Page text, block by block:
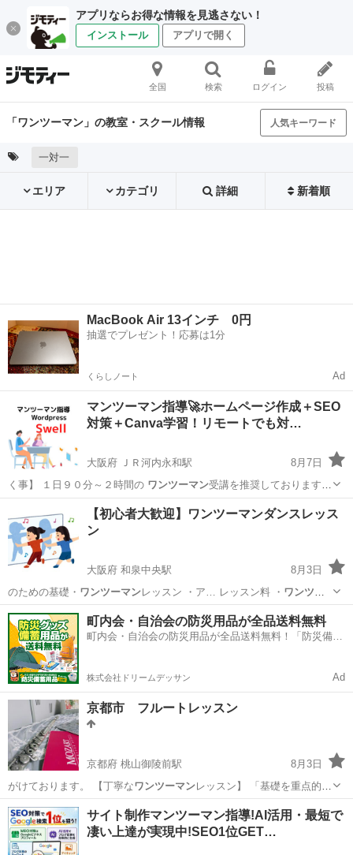
アプリならお得な情報を見逃さない！
インストール アプリで開く
全国 検索 ログイン 投稿
「ワンツーマン」の教室・スクール情報 人気キーワード
一対一
エリア カテゴリ 詳細 新着順
MacBook Air 13インチ 0円
抽選でプレゼント！応募は1分
くらしノート Ad
マンツーマン指導🚀ホームページ作成＋SEO
対策＋Canva学習！リモートでも対…
大阪府 ＪＲ河内永和駅
8月7日
く事】 １日９０分～２時間の ワンツーマン受講を推奨しております。
受…
東大阪市 ＪＲ河内永和駅 ホームページ作成
【初心者大歓迎】ワンツーマンダンスレッス
ン
大阪府 和泉中央駅
8月3日
のための基礎・ ワンツーマンレッスン ・ア… レッスン料 ・ ワンツー
マン指導料:150…
大阪 和泉市 和泉中央駅 ダンス オーディション
町内会・自治会の防災用品が全品送料無料
町内会・自治会の防災用品が全品送料無料！「防災備蓄
株式会社ドリームデッサン Ad
京都市 フルートレッスン
京都府 桃山御陵前駅
8月3日
がけております。 【丁寧なワンツーマンレッスン】 「基礎を重点的
に」「…
京都 京都市 桃山御陵前駅 ソルフェージュ
サイト制作マンツーマン指導!AI活用・最短で
凄い上達が実現中!SEO1位GET…